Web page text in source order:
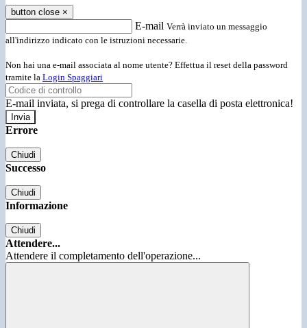
button close ×
E-mail Verrà inviato un messaggio
all'indirizzo indicato con le istruzioni necessarie.
Non hai una e-mail associata al nome utente? Effettua il reset della password
tramite la Login Spaggiari
E-mail inviata, si prega di controllare la casella di posta elettronica!
Errore
Chiudi
Successo
Chiudi
Informazione
Chiudi
Attendere...
Attendere il completamento dell'operazione...